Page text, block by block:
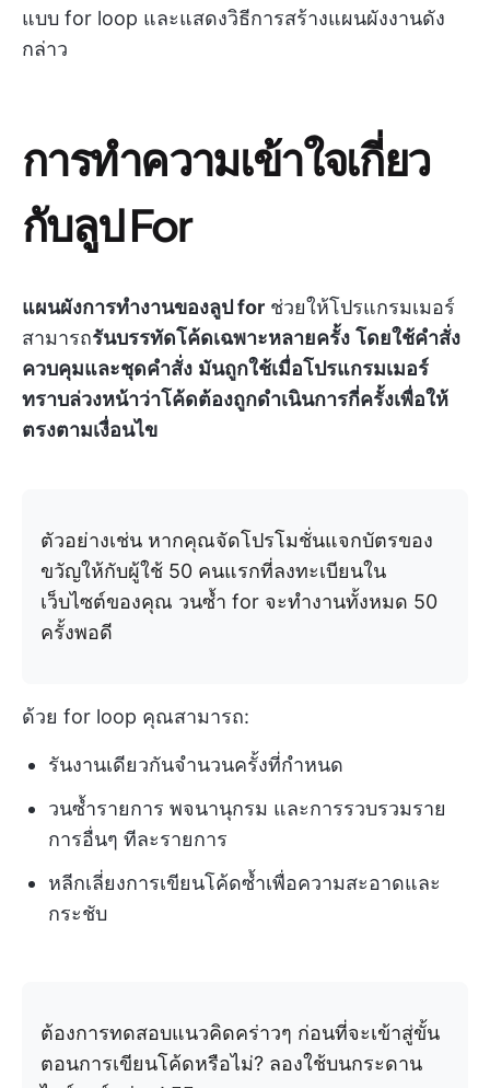
แบบ for loop และแสดงวิธีการสร้างแผนผังงานดัง
กล่าว
การทำความเข้าใจเกี่ยว
กับลูป For
แผนผังการทำงานของลูป for ช่วยให้โปรแกรมเมอร์
สามารถรันบรรทัดโค้ดเฉพาะหลายครั้ง โดยใช้คำสั่ง
ควบคุมและชุดคำสั่ง มันถูกใช้เมื่อโปรแกรมเมอร์
ทราบล่วงหน้าว่าโค้ดต้องถูกดำเนินการกี่ครั้งเพื่อให้
ตรงตามเงื่อนไข
ตัวอย่างเช่น หากคุณจัดโปรโมชั่นแจกบัตรของ
ขวัญให้กับผู้ใช้ 50 คนแรกที่ลงทะเบียนใน
เว็บไซต์ของคุณ วนซ้ำ for จะทำงานทั้งหมด 50
ครั้งพอดี
ด้วย for loop คุณสามารถ:
รันงานเดียวกันจำนวนครั้งที่กำหนด
วนซ้ำรายการ พจนานุกรม และการรวบรวมราย
การอื่นๆ ทีละรายการ
หลีกเลี่ยงการเขียนโค้ดซ้ำเพื่อความสะอาดและ
กระชับ
ต้องการทดสอบแนวคิดคร่าวๆ ก่อนที่จะเข้าสู่ขั้น
ตอนการเขียนโค้ดหรือไม่? ลองใช้บนกระดาน